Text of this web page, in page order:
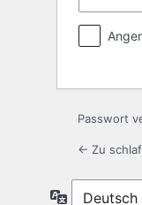
Passwort
← Zu
Sprache